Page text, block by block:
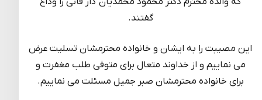
گفتند.
این مصیبت را به ایشان و خانواده محترمشان تسلیت عرض
می نماییم و از خداوند متعال برای متوفی طلب مغفرت و
برای خانواده محترمشان صبر جمیل مسئلت می نماییم.